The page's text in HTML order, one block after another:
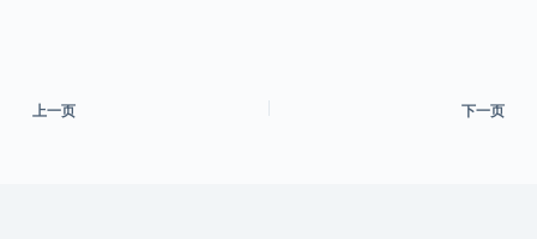
上一页 下一页